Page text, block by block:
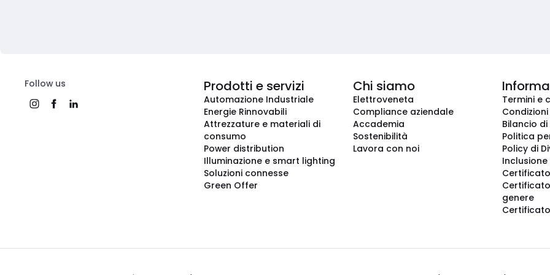
Follow us Prodotti e servizi
Automazione Industriale
Energie Rinnovabili
Attrezzature e materiali di
consumo
Power distribution
Illuminazione e smart lighting
Soluzioni connesse
Green Offer
Chi siamo
Elettroveneta
Compliance aziendale
Accademia
Sostenibilità
Lavora con noi
Termini e
Bilancio
Politica
Policy di
Inclusione
genere
Certificato